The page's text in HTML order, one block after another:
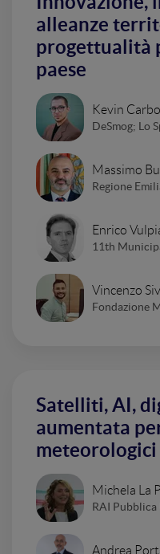
alleanze
progettualità
paese
Kevin
DeSmog; Lo
Massimo
Regione
Enrico
11th
Vincenzo
Fondazione
Satelliti, AI,
aumentata
meteorologici
Michela La
RAI
Andrea